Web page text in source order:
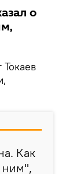
о
Как
ним",